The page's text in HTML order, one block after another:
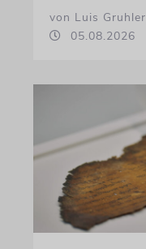
von Luis Gruhler
05.08.2026